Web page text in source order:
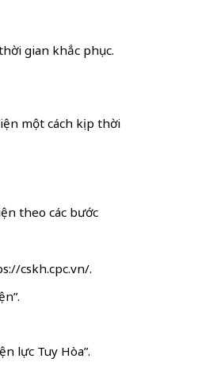
gian khắc phục.
một cách kịp thời
theo các bước
cskh.cpc.vn/.
lực Tuy Hòa”.